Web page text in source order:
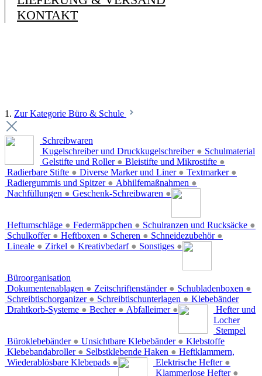
KONTAKT
1. Zur Kategorie Büro & Schule
Schreibwaren
Kugelschreiber und Druckkugelschreiber ●
Gelstifte und Roller ● Bleistifte und Mikrostifte ●
Radierbare Stifte ● Diverse Marker und Liner ● Textmarker ●
Radiergummis und Spitzer ● Abhilfemaßnahmen ●
Nachfüllungen ● Geschenk-Schreibwaren ●
Schulmaterial
Heftumschläge ● Federmäppchen ● Schulranzen und Rucksäcke ●
Schulkoffer ● Heftboxen ● Scheren ● Schneidezubehör ●
Lineale ● Zirkel ● Kreativbedarf ● Sonstiges ●
Büroorganisation
Dokumentenablagen ● Zeitschriftenständer ● Schubladenboxen ●
Schreibtischorganizer ● Schreibtischunterlagen ●
Drahtkorb-Systeme ● Becher ● Abfalleimer ●
Klebebänder
Büroklebebänder ● Unsichtbare Klebebänder ●
Klebebandabroller ● Selbstklebende Haken ●
Wiederablösbare Klebepads ●
Hefter und
Locher
Elektrische Hefter ●
Klammerlose Hefter ●
Stempel
Klebstoffe
Heftklammern,